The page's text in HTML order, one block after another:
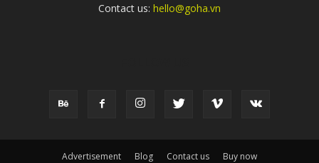
Contact us: hello@goha.vn
Advertisement Blog Contact us Buy now